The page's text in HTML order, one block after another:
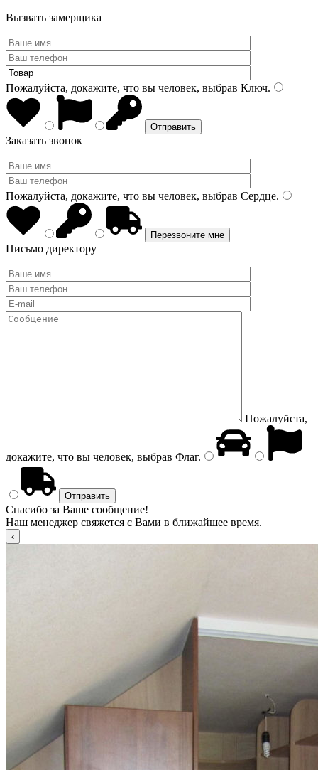
Вызвать замерщика
Пожалуйста, докажите, что вы человек, выбрав Ключ.
Заказать звонок
Пожалуйста, докажите, что вы человек, выбрав Сердце.
Письмо директору
Пожалуйста,
докажите, что вы человек, выбрав Флаг.
Спасибо за Ваше сообщение!
Наш менеджер свяжется с Вами в ближайшее время.